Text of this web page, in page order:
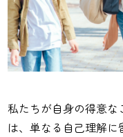
私たちが自身の得意な
は、単なる自己理解